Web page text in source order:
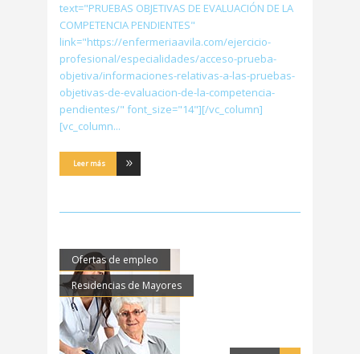
text="PRUEBAS OBJETIVAS DE EVALUACIÓN DE LA
COMPETENCIA PENDIENTES"
link="https://enfermeriaavila.com/ejercicio-
profesional/especialidades/acceso-prueba-
objetiva/informaciones-relativas-a-las-pruebas-
objetivas-de-evaluacion-de-la-competencia-
pendientes/" font_size="14"][/vc_column]
[vc_column
Leer más
Ofertas de empleo
Residencias de Mayores